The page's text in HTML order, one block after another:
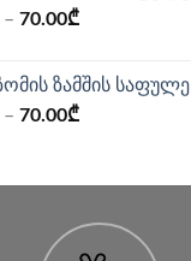
– 70.00₾
ზამშის საფულე
– 70.00₾